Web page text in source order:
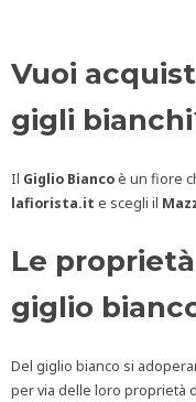
Vuoi
gigli
Il Giglio Biancoè un fiore
lafiorista.it e scegli il
Le
giglio
Del giglio bianco si
per via delle loro proprietà